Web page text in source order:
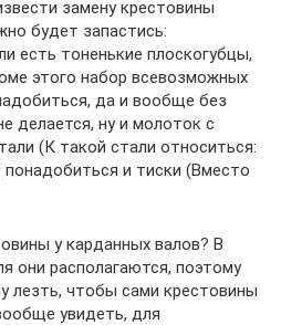
замену крестовины
будет запастись:
есть тоненькие плоскогубцы,
этого набор всевозможных
да и вообще без
делается, ну и молоток с
(К такой стали относиться:
и тиски (Вместо
у карданных валов? В
они располагаются, поэтому
лезть, чтобы сами крестовины
увидеть, для